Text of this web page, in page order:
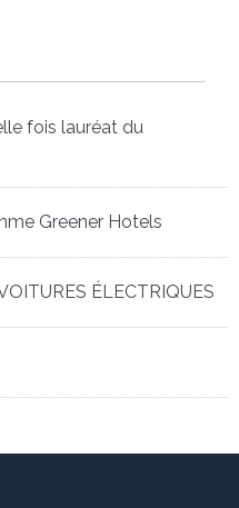
fois lauréat du
Greener Hotels
ÉLECTRIQUES